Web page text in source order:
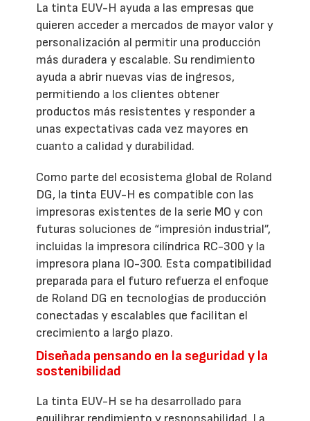
La tinta EUV-H ayuda a las empresas que
quieren acceder a mercados de mayor valor y
personalización al permitir una producción
más duradera y escalable. Su rendimiento
ayuda a abrir nuevas vías de ingresos,
permitiendo a los clientes obtener
productos más resistentes y responder a
unas expectativas cada vez mayores en
cuanto a calidad y durabilidad.
Como parte del ecosistema global de Roland
DG, la tinta EUV-H es compatible con las
impresoras existentes de la serie MO y con
futuras soluciones de “impresión industrial”,
incluidas la impresora cilíndrica RC-300 y la
impresora plana IO-300. Esta compatibilidad
preparada para el futuro refuerza el enfoque
de Roland DG en tecnologías de producción
conectadas y escalables que facilitan el
crecimiento a largo plazo.
Diseñada pensando en la seguridad y la
sostenibilidad
La tinta EUV-H se ha desarrollado para